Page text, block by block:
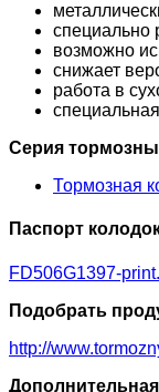
специально
возможно
снижает
работа в
Серия
Тормозная
Паспорт
FD506G1397-
Подобрать
http://